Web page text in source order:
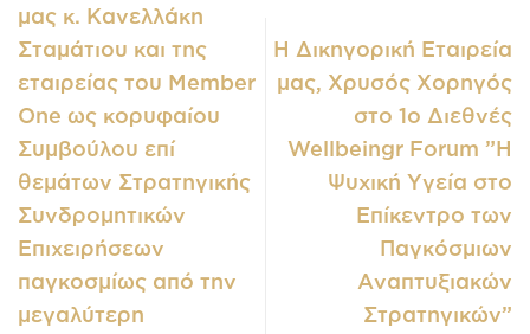
μας κ. Κανελλάκη
Σταμάτιου και της
εταιρείας του Member
One ως κορυφαίου
Συμβούλου επί
θεμάτων Στρατηγικής
Συνδρομητικών
Επιχειρήσεων
παγκοσμίως από την
μεγαλύτερη
Η Δικηγορική Εταιρεία
μας, Χρυσός Χορηγός
στο 1ο Διεθνές
Wellbeingr Forum ”H
Ψυχική Υγεία στο
Επίκεντρο των
Παγκόσμιων
Αναπτυξιακών
Στρατηγικών”